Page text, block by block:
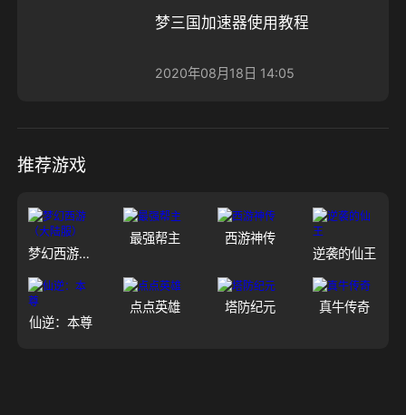
梦三国加速器使用教程
2020年08月18日 14:05
推荐游戏
梦幻西游（大陆服）
最强帮主
西游神传
逆袭的仙王
仙逆：本尊
点点英雄 塔防纪元 真牛传奇